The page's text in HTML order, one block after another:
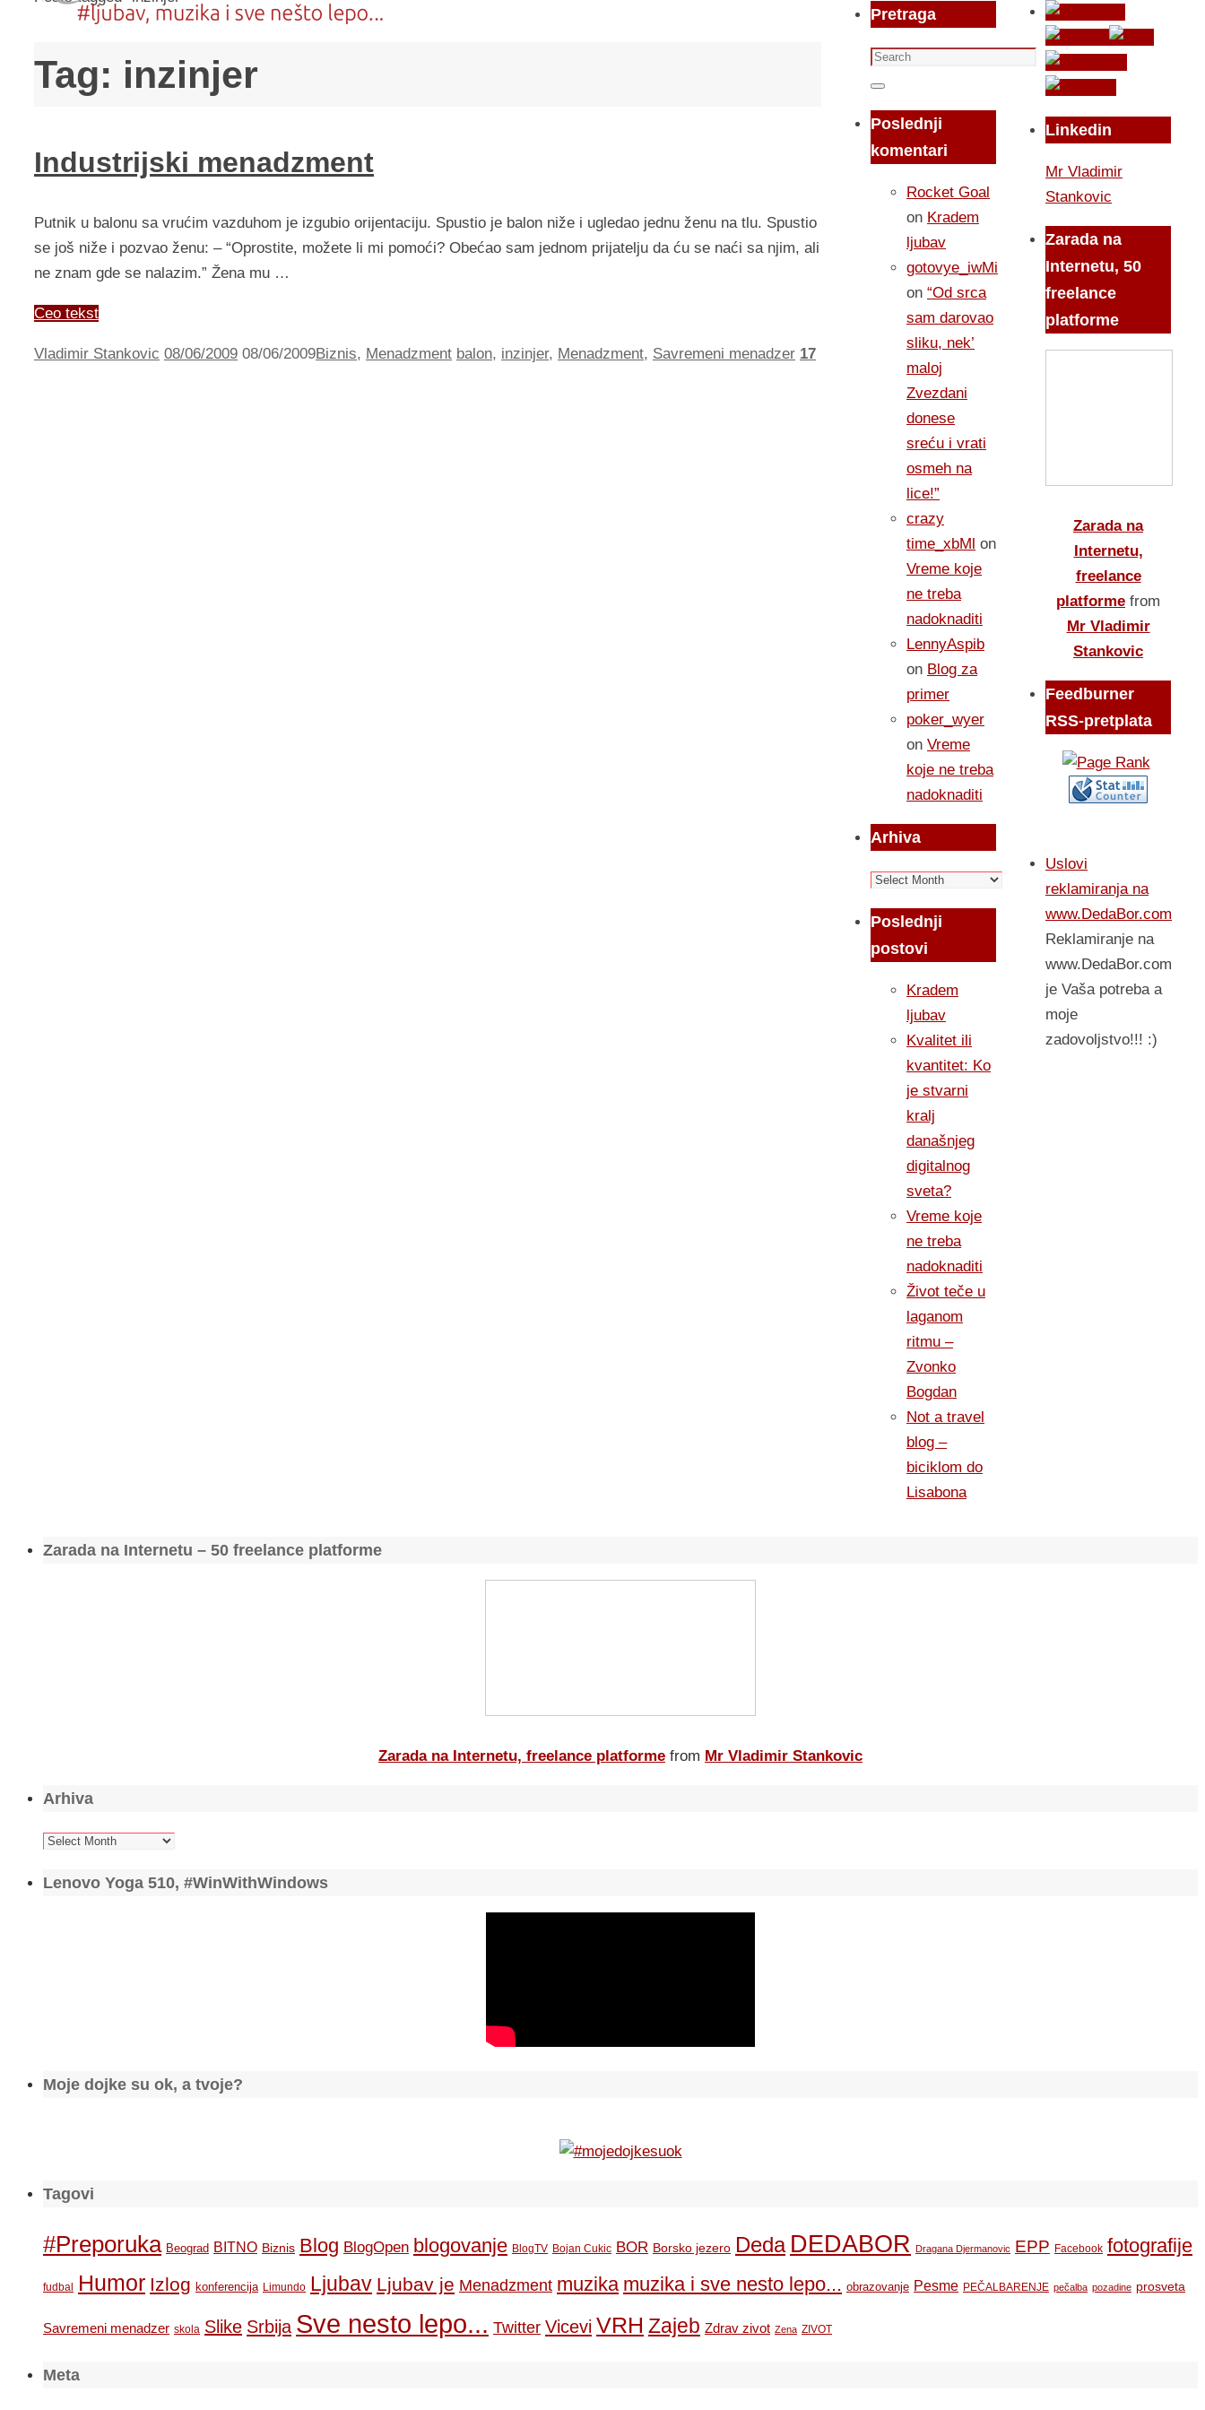
Tag: inzinjer
Industrijski menadzment
Putnik u balonu sa vrućim vazduhom je izgubio orijentaciju. Spustio je balon niže i ugledao jednu ženu na tlu. Spustio
se još niže i pozvao ženu: – “Oprostite, možete li mi pomoći? Obećao sam jednom prijatelju da ću se naći sa njim, ali
ne znam gde se nalazim.” Žena mu …
Ceo tekst
Vladimir Stankovic 08/06/2009 08/06/2009Biznis, Menadzment balon, inzinjer, Menadzment, Savremeni menadzer 17
Pretraga
Search
for:
Search
Poslednji
komentari
Rocket Goal
on Kradem
ljubav
gotovye_iwMi
on “Od srca
sam darovao
sliku, nek’
maloj
Zvezdani
donese
sreću i vrati
osmeh na
lice!”
crazy
time_xbMl on
Vreme koje
ne treba
nadoknaditi
LennyAspib
on Blog za
primer
poker_wyer
on Vreme
koje ne treba
nadoknaditi
Arhiva
Arhiva
Poslednji
postovi
Kradem
ljubav
Kvalitet ili
kvantitet: Ko
je stvarni
kralj
današnjeg
digitalnog
sveta?
Vreme koje
ne treba
nadoknaditi
Život teče u
laganom
ritmu –
Zvonko
Bogdan
Not a travel
blog –
biciklom do
Lisabona
Linkedin
Mr Vladimir
Stankovic
Zarada na
Internetu, 50
freelance
platforme
Zarada na
Internetu,
freelance
platforme from
Mr Vladimir
Stankovic
Feedburner
RSS-pretplata
Uslovi
reklamiranja na
www.DedaBor.com
Reklamiranje na
www.DedaBor.com
je Vaša potreba a
moje
zadovoljstvo!!! :)
Zarada na Internetu – 50 freelance platforme
Zarada na Internetu, freelance platforme from Mr Vladimir Stankovic
Arhiva
Arhiva
Lenovo Yoga 510, #WinWithWindows
Moje dojke su ok, a tvoje?
Tagovi
#Preporuka Beograd BITNO Biznis Blog BlogOpen blogovanje BlogTV Bojan Cukic BOR Borsko jezero Deda DEDABOR Dragana Djermanovic EPP Facebook fotografije
fudbal Humor Izlog konferencija Limundo Ljubav Ljubav je Menadzment muzika muzika i sve nesto lepo... obrazovanje Pesme PEČALBARENJE pečalba pozadine prosveta
Savremeni menadzer skola Slike Srbija Sve nesto lepo... Twitter Vicevi VRH Zajeb Zdrav zivot Zena ZIVOT
Meta